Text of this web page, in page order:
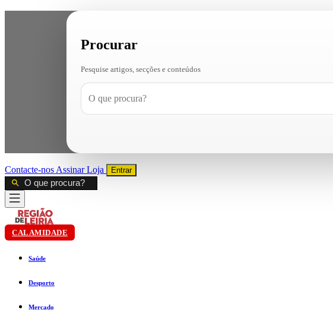
Procurar
Pesquise artigos, secções e conteúdos
Contacte-nos AssinarLoja Entrar
CALAMIDADE
Saúde
Desporto
Mercado